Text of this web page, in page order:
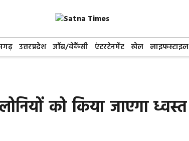
उत्तरप्रदेश जॉब/वेकैंसी एंटरटेनमेंट खेल लाइफस्टाइल
को किया जाएगा ध्वस्त